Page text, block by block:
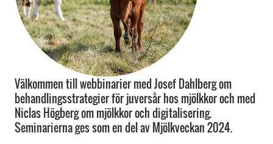
Välkommen till webbinarier med Josef Dahlberg om
behandlingsstrategier för juversår hos mjölkkor och med
Niclas Högberg om mjölkkor och digitalisering.
Seminarierna ges som en del av Mjölkveckan 2024.